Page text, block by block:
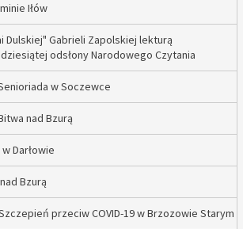
Iłów
Dulskiej" Gabrieli Zapolskiej lekturą
odsłony Narodowego Czytania
w Soczewce
nad Bzurą
Darłowie
Bzurą
przeciw COVID-19 w Brzozowie Starym